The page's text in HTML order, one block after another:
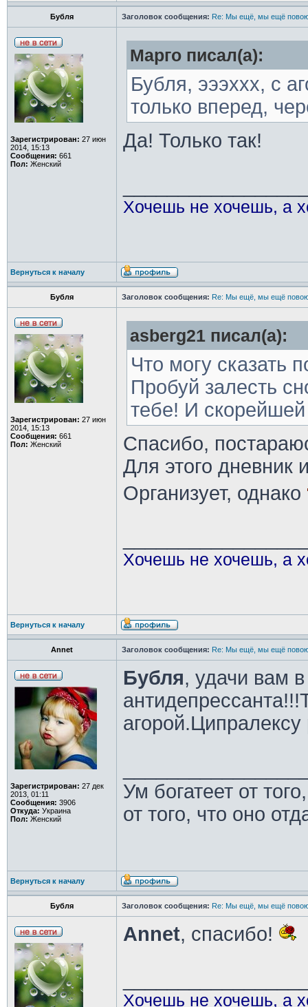
Бубля Заголовок сообщения: Re: Мы ещё, мы ещё
Зарегистрирован: 27 июн
2014, 15:13
Сообщения: 661
Пол: Женский
Марго писал(а):
Бубля, эээххх, с
только вперед,
Да! Только так!
Хочешь не хочешь, а
Вернуться к началу
Бубля Заголовок сообщения: Re: Мы ещё, мы ещё
Зарегистрирован: 27 июн
2014, 15:13
Сообщения: 661
Пол: Женский
asberg21 писал(а):
Что могу сказать
Пробуй залесть
тебе! И
Спасибо,
Для этого дневник
Организует, однако
Хочешь не хочешь, а
Вернуться к началу
Annet Заголовок сообщения: Re: Мы ещё, мы ещё
Зарегистрирован: 27 дек
2013, 01:11
Сообщения: 3906
Откуда: Украина
Пол: Женский
Бубля, удачи вам
агорой.Ципралексу
Ум богатеет от
от того, что оно
Вернуться к началу
Бубля Заголовок сообщения: Re: Мы ещё, мы ещё
Annet, спасибо!
Хочешь не хочешь, а